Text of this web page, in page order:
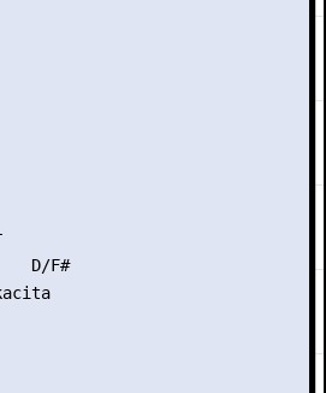
D/F#